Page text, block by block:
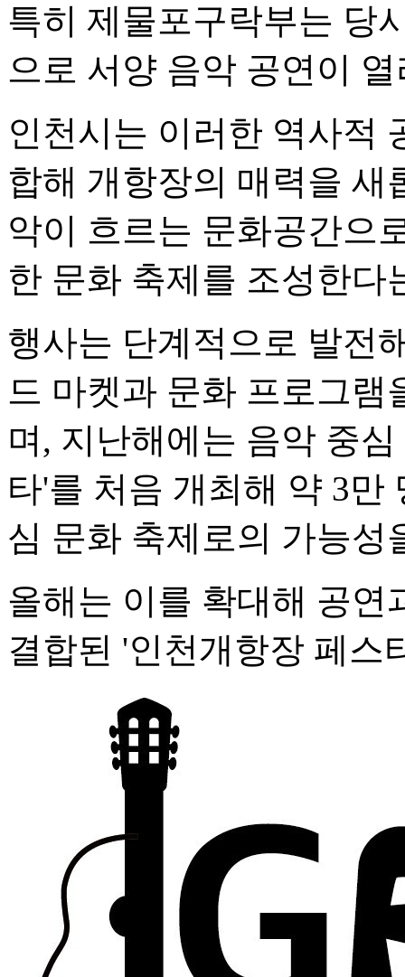
특히 제물포구락부는 당
으로 서양 음악 공연이
인천시는 이러한 역사적
합해 개항장의 매력을 새
악이 흐르는 문화공간으
한 문화 축제를 조성한다
행사는 단계적으로 발전
드 마켓과 문화 프로그램
며, 지난해에는 음악 중
타'를 처음 개최해 약 3만
심 문화 축제로의 가능성
올해는 이를 확대해 공연
결합된 '인천개항장 페스